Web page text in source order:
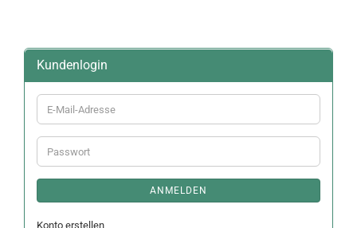
Kundenlogin
E-
Mail-
Adresse
Passwort
ANMELDEN
Konto erstellen